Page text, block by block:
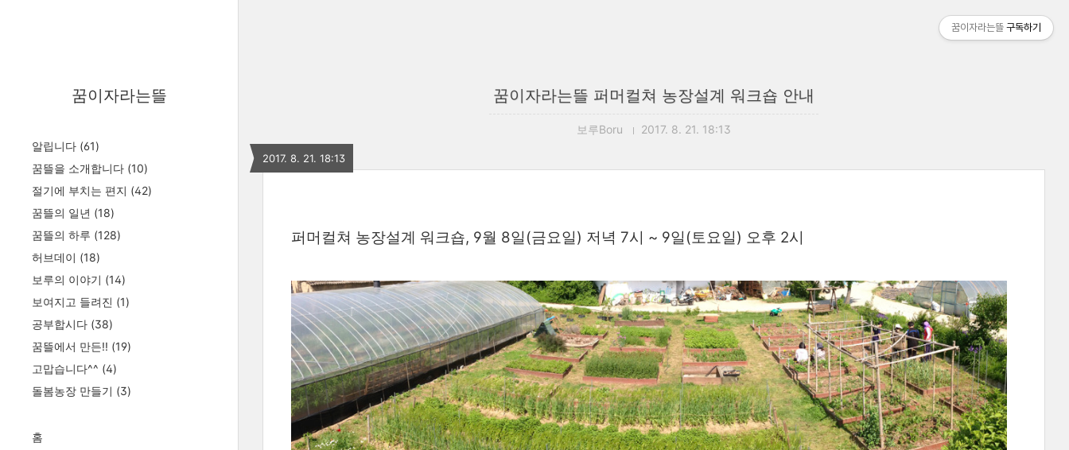
꿈이자라는뜰
알립니다 (61)
꿈뜰을 소개합니다 (10)
절기에 부치는 편지 (42)
꿈뜰의 일년 (18)
꿈뜰의 하루 (128)
허브데이 (18)
보루의 이야기 (14)
보여지고 들려진 (1)
공부합시다 (38)
꿈뜰에서 만든!! (19)
고맙습니다^^ (4)
돌봄농장 만들기 (3)
홈
꿈이자라는뜰 퍼머컬쳐 농장설계 워크숍 안내
보루Boru 2017. 8. 21. 18:13
2017. 8. 21. 18:13
퍼머컬쳐 농장설계 워크숍, 9월 8일(금요일) 저녁 7시 ~ 9일(토요일) 오후 2시
꿈이자라는뜰 구독하기